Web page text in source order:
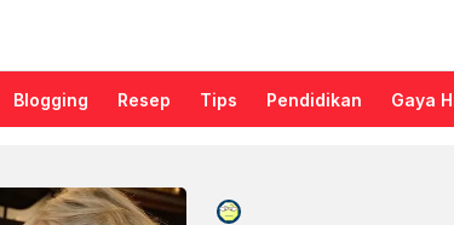
Blogging Resep Tips Pendidikan Gaya